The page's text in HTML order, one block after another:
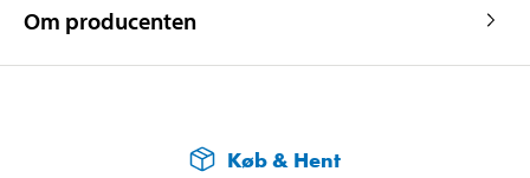
Om producenten
Køb & Hent